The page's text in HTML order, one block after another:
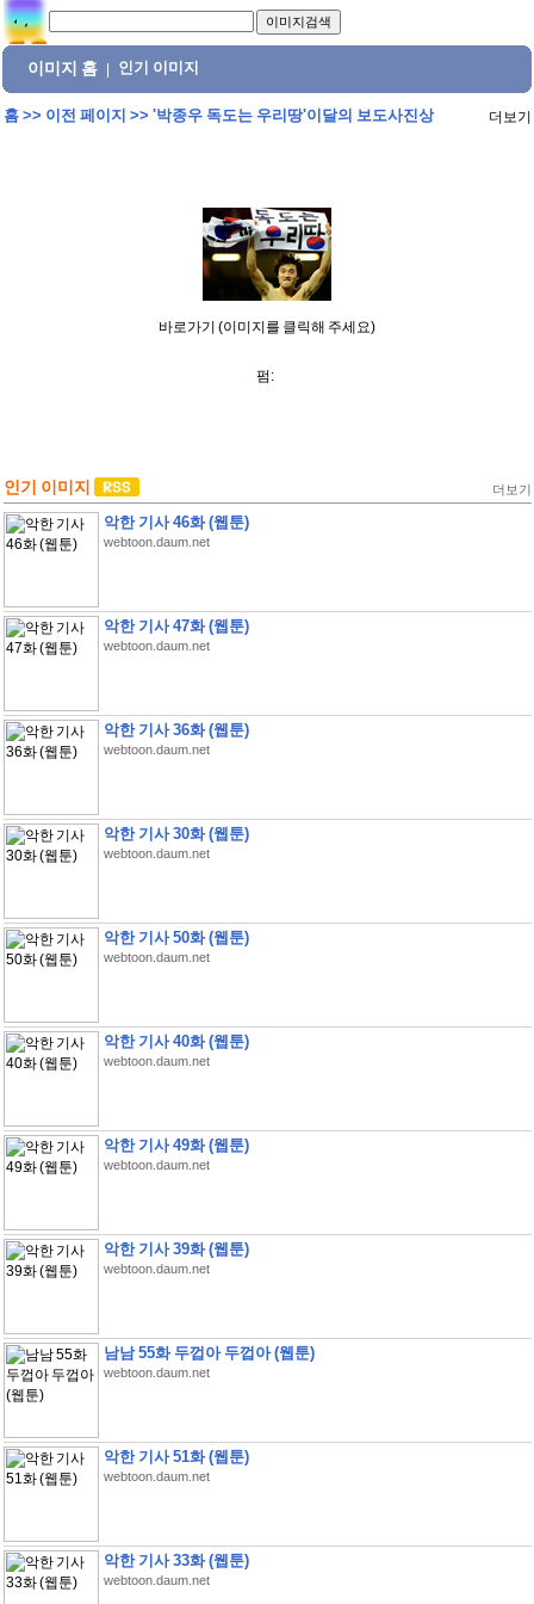
이미지 홈 인기 이미지
홈>> 이전 페이지 >> '박종우 독도는 우리땅'이달의 보도사진상 더보기
바로가기 (이미지를 클릭해 주세요)
펌:
인기 이미지 더보기
악한 기사 46화 (웹툰)
webtoon.daum.net
악한 기사 47화 (웹툰)
webtoon.daum.net
악한 기사 36화 (웹툰)
webtoon.daum.net
악한 기사 30화 (웹툰)
webtoon.daum.net
악한 기사 50화 (웹툰)
webtoon.daum.net
악한 기사 40화 (웹툰)
webtoon.daum.net
악한 기사 49화 (웹툰)
webtoon.daum.net
악한 기사 39화 (웹툰)
webtoon.daum.net
남남 55화 두껍아 두껍아 (웹툰)
webtoon.daum.net
악한 기사 51화 (웹툰)
webtoon.daum.net
악한 기사 33화 (웹툰)
webtoon.daum.net